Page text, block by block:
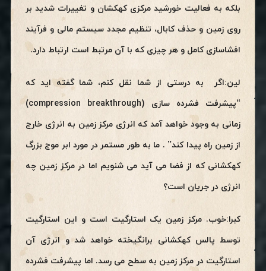
بلکه به فعالیت خورشید مرکزی کهکشان و تغییرات شدید بر
روی زمین و حذف کابال، تنظیم مجدد سیستم مالی و فرآیند
افشاسازی کامل و هر چیزی که با آن مرتبط است ارتباط دارد.
لین:اگر به درستی از شما نقل کنم، شما گفته اید که
“پیشرفت فشرده سازی (compression breakthrough)
زمانی به وجود خواهد آمد که انرژی مرکز زمین به انرژی خارج
از زمین راه پیدا کند” . ما به طور مستمر در مورد ابر موج بزرگ
کهکشانی که از فضا می آید می شنویم اما در مرکز زمین چه
انرژی در جریان است؟
کبرا:خوب. مرکز زمین یک استارگیت است و این استارگیت
توسط پالس کهکشانی برانگیخته خواهد شد و انرژی آن
استارگیت در مرکز زمین به سطح می رسد. اما پیشرفت فشرده